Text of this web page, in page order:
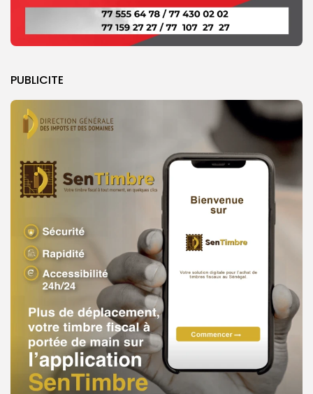
PUBLICITE